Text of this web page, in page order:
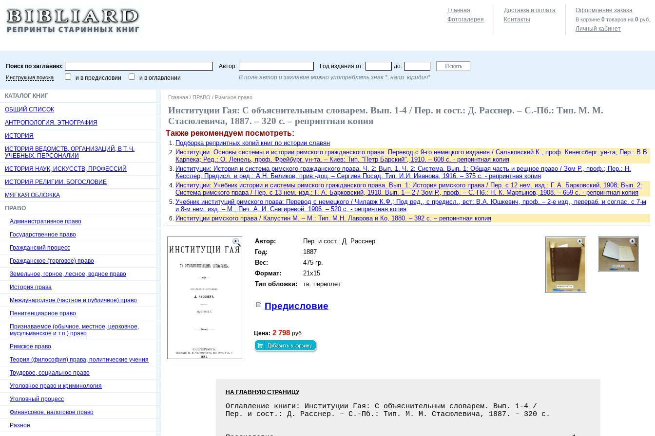
Главная
Фотогалерея
Доставка и оплата
Контакты
Оформление заказа
В корзине 0 товаров на 0 руб.
Личный кабинет
Поиск по заглавию: Автор: Год издания от: до:
Инструкция поиска и в предисловии и в оглавлении В поле автор и заглавие можно употреблять знак *, напр. юридич*
КАТАЛОГ КНИГ
ОБЩИЙ СПИСОК
АНТРОПОЛОГИЯ. ЭТНОГРАФИЯ
ИСТОРИЯ
ИСТОРИЯ ВЕДОМСТВ, ОРГАНИЗАЦИЙ, В Т. Ч.
УЧЕБНЫХ. ПЕРСОНАЛИИ
ИСТОРИЯ НАУК, ИСКУССТВ, ПРОФЕССИЙ
ИСТОРИЯ РЕЛИГИИ. БОГОСЛОВИЕ
МЯГКАЯ ОБЛОЖКА
ПРАВО
Административное право
Государственное право
Гражданский процесс
Гражданское (торговое) право
Земельное, горное, лесное, водное право
История права
Международное (частное и публичное) право
Пенитенциарное право
Признаваемое (обычное, местное, церковное,
мусульманское и т.п.) право
Римское право
Теория (философия) права, политические учения
Трудовое, социальное право
Уголовное право и криминология
Уголовный процесс
Финансовое, налоговое право
Разное
Главная / ПРАВО / Римское право
Институции Гая: С объяснительным словарем. Вып. 1-4 / Пер. и сост.: Д. Расснер. – С.-Пб.: Тип. М. М.
Стасюлевича, 1887. – 320 с. – репринтная копия
Также рекомендуем посмотреть:
Подборка репринтных копий книг по истории славян
Институции. Основы системы и истории римского гражданского права: Перевод с 9-го немецкого издания / Сальковский К., проф. Кенегсберг. ун-та; Пер.: В.В.
Карпека; Ред.: О. Ленель, проф. Фрейбург. ун-та. – Киев: Тип. "Петр Барский", 1910. – 608 с. - репринтная копия
Институции: История и система римского гражданского права. Ч. 2: Вып. 1. Ч. 2: Система. Вып. 1: Общая часть и вещное право / Зом Р., проф.; Пер.: Н.
Кесслер; Предисл. и ред.: А.Н. Беликов, прив.-доц. – Сергиев Посад: Тип. И.И. Иванова, 1916. – 375 с. - репринтная копия
Институции: Учебник истории и системы римского гражданского права. Вып. 1: История римского права / Пер. с 12 нем. изд.: Г. А. Барковский, 1908; Вып. 2:
Система римского права / Пер. с 13 нем. изд.: Г. А. Барковский, 1910. Вып. 1 – 2 / Зом Р., проф. – С.-Пб.: Н. К. Мартынов, 1908. – 659 с. - репринтная копия
Учебник институций римского права: Перевод с немецкого / Чиларж К.Ф.; Под ред., с предисл., вст: В.А. Юшкевич, проф. – 2-е изд., перераб. и соглас. с 7-м
и 8-м нем. изд. – М.: Печ. А. И. Снегиревой, 1906. – 520 с. - репринтная копия
Институции римского права / Капустин М. – М.: Тип. М.Н. Лаврова и Ко, 1880. – 392 с. – репринтная копия
Автор:
Пер. и сост.: Д. Расснер
Год:
1887
Вес:
475 гр.
Формат:
21x15
Тип обложки:
тв. переплет
Предисловие
Цена: 2 798 руб.
НА ГЛАВНУЮ СТРАНИЦУ
Оглавление книги: Институции Гая: С объяснительным словарем. Вып. 1-4 /
Пер. и сост.: Д. Расснер. – С.-Пб.: Тип. М. М. Стасюлевича, 1887. – 320 с.